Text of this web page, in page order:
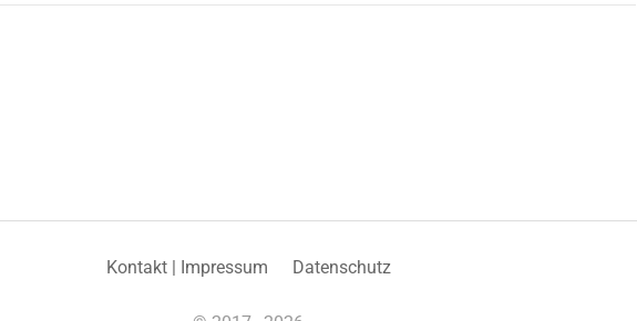
Kon­takt | Impres­sum Daten­schutz